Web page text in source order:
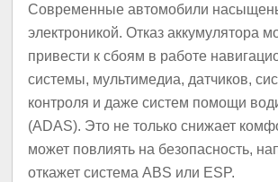
Современные автомобили
электроникой. Отказ аккумулятора
привести к сбоям в работе
системы, мультимедиа, датчиков,
контроля и даже систем помощи
(ADAS). Это не только снижает
может повлиять на безопасность,
откажет система ABS или ESP.